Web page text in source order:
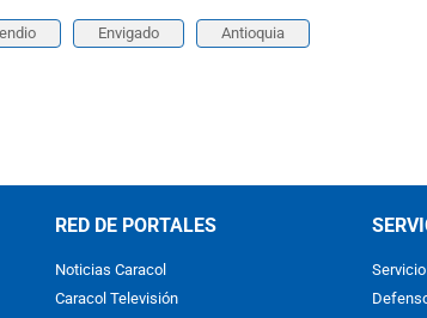
Envigado Antioquia
RED DE PORTALES
Noticias Caracol
Caracol Televisión